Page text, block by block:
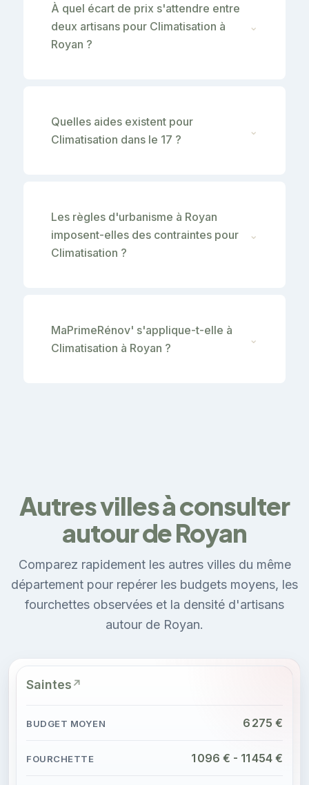
À quel écart de prix s'attendre entre
deux artisans pour Climatisation à
Royan ?
⌄
Quelles aides existent pour
Climatisation dans le 17 ?
⌄
Les règles d'urbanisme à Royan
imposent-elles des contraintes pour
Climatisation ?
⌄
MaPrimeRénov' s'applique-t-elle à
Climatisation à Royan ?
⌄
Autres villes à consulter
autour de Royan
Comparez rapidement les autres villes du même
département pour repérer les budgets moyens, les
fourchettes observées et la densité d'artisans
autour de Royan.
Saintes
6 275 €
1 096 € - 11 454 €